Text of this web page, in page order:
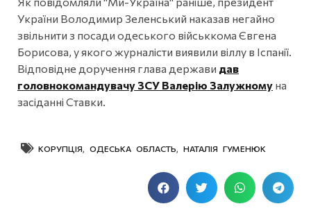
України Володимир Зеленський наказав негайно
звільнити з посади одеського військкома Євгена
Борисова, у якого журналісти виявили віллу в Іспанії.
Відповідне доручення глава держави дав
головнокомандувачу ЗСУ Валерію Залужному на
засіданні Ставки.
КОРУПЦІЯ ОДЕСЬКА ОБЛАСТЬ НАТАЛІЯ ГУМЕНЮК